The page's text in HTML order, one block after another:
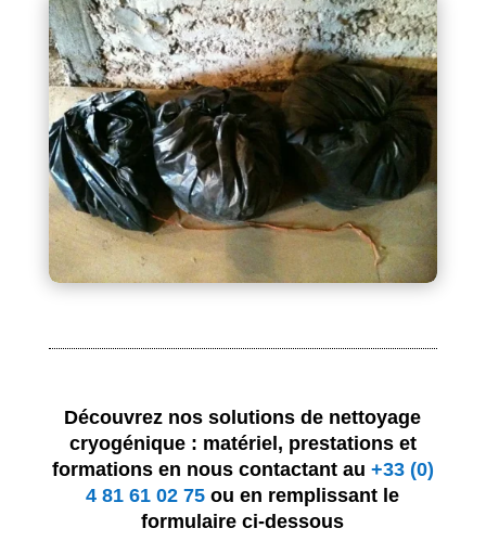
Découvrez nos solutions de nettoyage
cryogénique : matériel, prestations et
formations en nous contactant au +33 (0)
4 81 61 02 75 ou en remplissant le
formulaire ci-dessous